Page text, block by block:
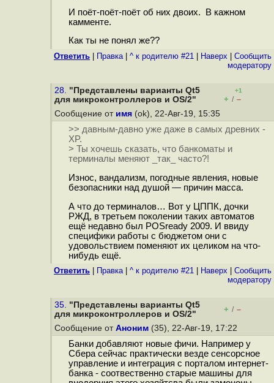
И поёт-поёт-поёт об них двоих. В кажном
камменте.
Как ты не понял же??
Ответить Правка| ^ к родителю #21 Наверх
Cообщить
модератору
28. "Представлены варианты Qt5
для микроконтроллеров и OS/2"
+1
+ / –
Сообщение от имя (ok), 22-Авг-19, 15:35
>> давным-давно уже даже в самых древних -
XP.
> Ты хочешь сказать, что банкоматы и
терминалы меняют _так_ часто?!
Износ, вандализм, погодные явления, новые
безопасники над душой — причин масса.
А что до терминалов… Вот у ЦППК, дочки
РЖД, в третьем поколении таких автоматов
ещё недавно был POSready 2009. И ввиду
специфики работы с бюджетом они с
удовольствием поменяют их целиком на что-
нибудь ещё.
Ответить Правка| ^ к родителю #21 Наверх
Cообщить
модератору
35. "Представлены варианты Qt5
для микроконтроллеров и OS/2"
+ / –
Сообщение от Аноним (35), 22-Авг-19, 17:22
Банки добавляют новые фичи. Например у
Сбера сейчас практически везде сенсорсное
управление и интеграция с порталом интернет-
банка - соотвественно старые машины для